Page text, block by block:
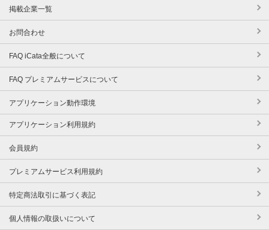
掲載企業一覧
お問合わせ
FAQ iCata全般について
FAQ プレミアムサービスについて
アプリケーション動作環境
アプリケーション利用規約
会員規約
プレミアムサービス利用規約
特定商法取引に基づく表記
個人情報の取扱いについて